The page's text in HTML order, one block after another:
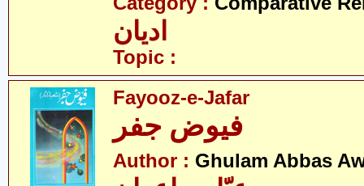
ادیان
Topic :
Fayooz-e-Jafar
Author : Ghulam Abbas